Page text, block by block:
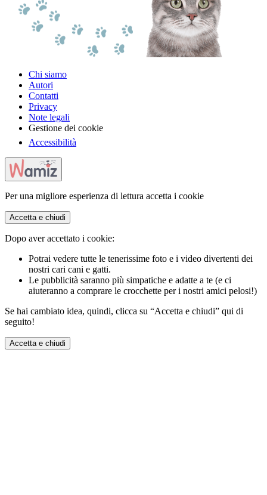
Chi siamo
Autori
Contatti
Privacy
Note legali
Gestione dei cookie
Accessibilità
Per una migliore esperienza di lettura accetta i cookie
Accetta e chiudi
Dopo aver accettato i cookie:
Potrai vedere tutte le tenerissime foto e i video divertenti dei
nostri cari cani e gatti.
Le pubblicità saranno più simpatiche e adatte a te (e ci
aiuteranno a comprare le crocchette per i nostri amici pelosi!)
Se hai cambiato idea, quindi, clicca su “Accetta e chiudi” qui di
seguito!
Accetta e chiudi